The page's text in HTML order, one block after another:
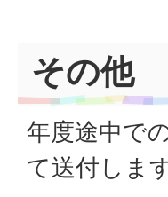
その他
年度途中で
て送付します